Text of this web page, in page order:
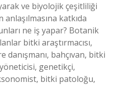
ve biyolojik çeşitliliği
katkıda
ne iş yapar? Botanik
bitki araştırmacısı,
danışmanı, bahçıvan, bitki
yöneticisi, genetikçi,
bitki patoloğu,